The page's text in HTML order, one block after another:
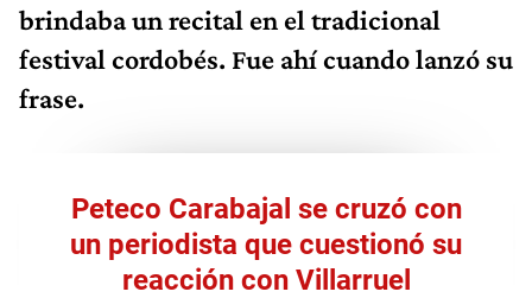
brindaba un recital en el tradicional
festival cordobés. Fue ahí cuando lanzó su
frase.
Peteco Carabajal se cruzó con
un periodista que cuestionó su
reacción con Villarruel